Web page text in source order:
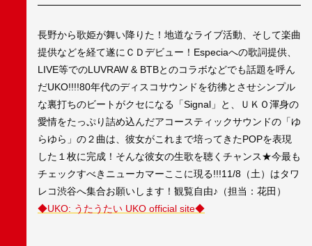
長野から歌姫が舞い降りた！地道なライブ活動、そして楽曲
提供などを経て遂にＣＤデビュー！Especiaへの歌詞提供、
LIVE等でのLUVRAW & BTBとのコラボなどでも話題を呼ん
だUKO!!!!80年代のディスコサウンドを彷彿とさせシンプル
な裏打ちのビートがクセになる「Signal」と、ＵＫＯ渾身の
愛情をたっぷり詰め込んだアコースティックサウンドの「ゆ
らゆら」の２曲は、彼女がこれまで培ってきたPOPを表現
した１枚に完成！そんな彼女の生歌を聴くチャンス★今最も
チェックすべきニューカマーここに現る!!!11/8（土）はタワ
レコ渋谷へ集合お願いします！観覧自由♪（担当：花田）
◆UKO: うたうたい UKO official site◆